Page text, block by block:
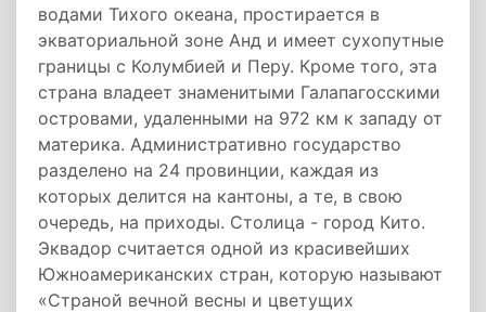
водами Тихого океана, простирается в
экваториальной зоне Анд и имеет сухопутные
границы с Колумбией и Перу. Кроме того, эта
страна владеет знаменитыми Галапагосскими
островами, удаленными на 972 км к западу от
материка. Административно государство
разделено на 24 провинции, каждая из
которых делится на кантоны, а те, в свою
очередь, на приходы. Столица - город Кито.
Эквадор считается одной из красивейших
Южноамериканских стран, которую называют
«Страной вечной весны и цветущих